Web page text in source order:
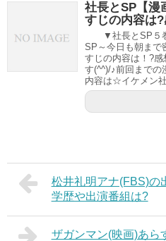
社長とSP【漫
すじの内容は
▼社長とSP５巻
SP～今日も朝まで
すじの内容は！?
す(^^)/♪前回までの
内容は☆イケメン
松井礼明アナ(FBS)の
学歴や出演番組は?
ザガンマン(映画)あら